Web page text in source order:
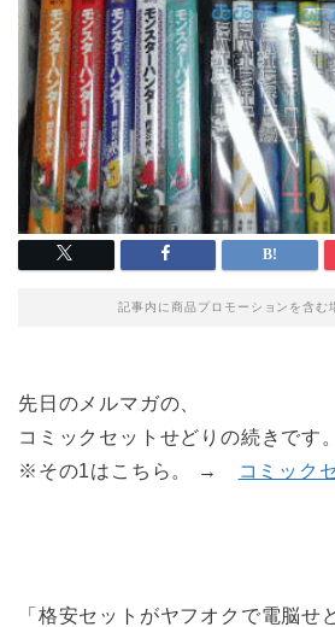
記事内に商品プロモーションを含む
先日のメルマガの、
コミックセットせどりの続きです。
※その1はこちら。 →
コミック
「格安セットがヤフオクで電脳せ